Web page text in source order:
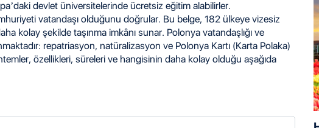
devlet üniversitelerinde ücretsiz eğitim alabilirler.
vatandaşı olduğunu doğrular. Bu belge, 182 ülkeye vizesiz
kolay şekilde taşınma imkânı sunar. Polonya vatandaşlığı ve
repatriasyon, natüralizasyon ve Polonya Kartı (Karta Polaka)
özellikleri, süreleri ve hangisinin daha kolay olduğu aşağıda